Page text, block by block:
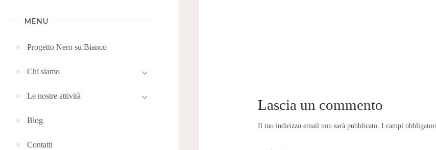
MENU
Progetto Nero su Bianco
Chi siamo
Le nostre attività
Blog
Contatti
Lascia un commento
Il tuo indirizzo email non sarà pubblicato. I campi